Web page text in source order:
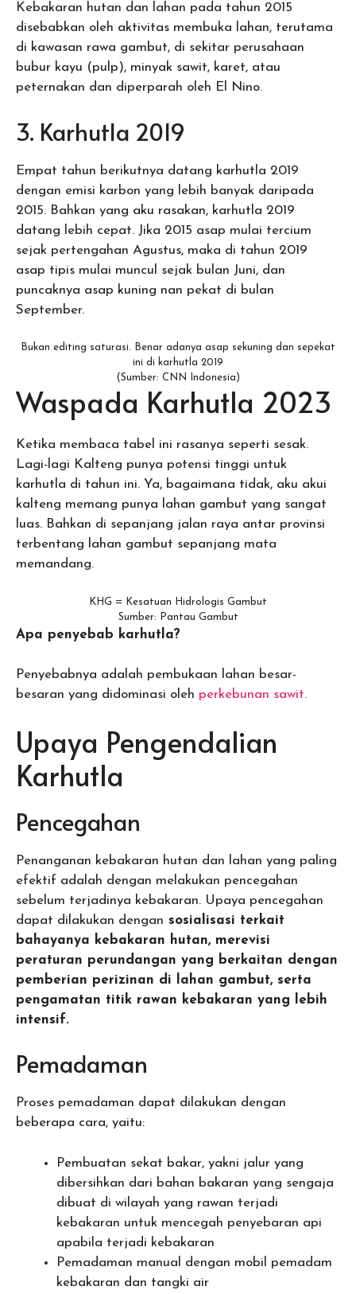
Kebakaran hutan dan lahan pada tahun 2015
disebabkan oleh aktivitas membuka lahan, terutama
di kawasan rawa gambut, di sekitar perusahaan
bubur kayu (pulp), minyak sawit, karet, atau
peternakan dan diperparah oleh El Nino.
3. Karhutla 2019
Empat tahun berikutnya datang karhutla 2019
dengan emisi karbon yang lebih banyak daripada
2015. Bahkan yang aku rasakan, karhutla 2019
datang lebih cepat. Jika 2015 asap mulai tercium
sejak pertengahan Agustus, maka di tahun 2019
asap tipis mulai muncul sejak bulan Juni, dan
puncaknya asap kuning nan pekat di bulan
September.
Bukan editing saturasi. Benar adanya asap sekuning dan sepekat
ini di karhutla 2019
(Sumber: CNN Indonesia)
Waspada Karhutla 2023
Ketika membaca tabel ini rasanya seperti sesak.
Lagi-lagi Kalteng punya potensi tinggi untuk
karhutla di tahun ini. Ya, bagaimana tidak, aku akui
kalteng memang punya lahan gambut yang sangat
luas. Bahkan di sepanjang jalan raya antar provinsi
terbentang lahan gambut sepanjang mata
memandang.
KHG = Kesatuan Hidrologis Gambut
Sumber: Pantau Gambut
Apa penyebab karhutla?
Penyebabnya adalah pembukaan lahan besar-
besaran yang didominasi oleh perkebunan sawit.
Upaya Pengendalian
Karhutla
Pencegahan
Penanganan kebakaran hutan dan lahan yang paling
efektif adalah dengan melakukan pencegahan
sebelum terjadinya kebakaran. Upaya pencegahan
dapat dilakukan dengan sosialisasi terkait
bahayanya kebakaran hutan, merevisi
peraturan perundangan yang berkaitan dengan
pemberian perizinan di lahan gambut, serta
pengamatan titik rawan kebakaran yang lebih
intensif.
Pemadaman
Proses pemadaman dapat dilakukan dengan
beberapa cara, yaitu:
Pembuatan sekat bakar, yakni jalur yang
dibersihkan dari bahan bakaran yang sengaja
dibuat di wilayah yang rawan terjadi
kebakaran untuk mencegah penyebaran api
apabila terjadi kebakaran
Pemadaman manual dengan mobil pemadam
kebakaran dan tangki air